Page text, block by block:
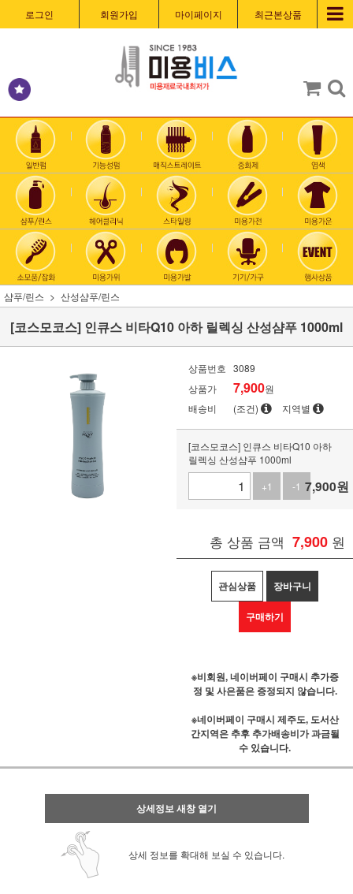
로그인 회원가입 마이페이지 최근본상품
샴푸/린스 산성샴푸/린스
[코스모코스] 인큐스 비타Q10 아하 릴렉싱 산성샴푸 1000ml
상품번호 3089
상품가
7,900원
배송비
(조건) 지역별
[코스모코스] 인큐스 비타Q10 아하
릴렉싱 산성샴푸 1000ml
+1
-1 7,900원
총 상품 금액 7,900 원
관심상품 장바구니
구매하기
※비회원, 네이버페이 구매시 추가증
정 및 사은품은 증정되지 않습니다.
※네이버페이 구매시 제주도, 도서산
간지역은 추후 추가배송비가 과금될
수 있습니다.
상세정보 새창 열기
상세 정보를 확대해 보실 수 있습니다.